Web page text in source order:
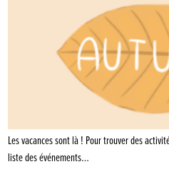
Les vacances sont là ! Pour trouver des
liste des événements…